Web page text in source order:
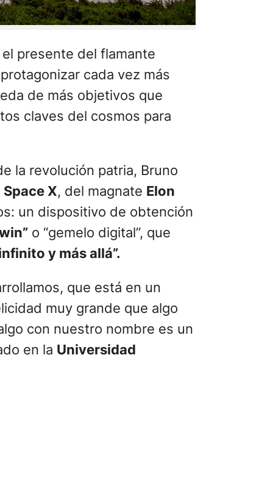
presente del flamante
cada vez más
de más objetivos que
claves del cosmos para
la revolución patria, Bruno
Space X, del magnate Elon
un dispositivo de obtención
o “gemelo digital”, que
y más allá”.
que está en un
muy grande que algo
con nuestro nombre es un
en la Universidad